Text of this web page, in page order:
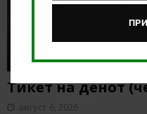
Тикет на денот
август 6, 2026